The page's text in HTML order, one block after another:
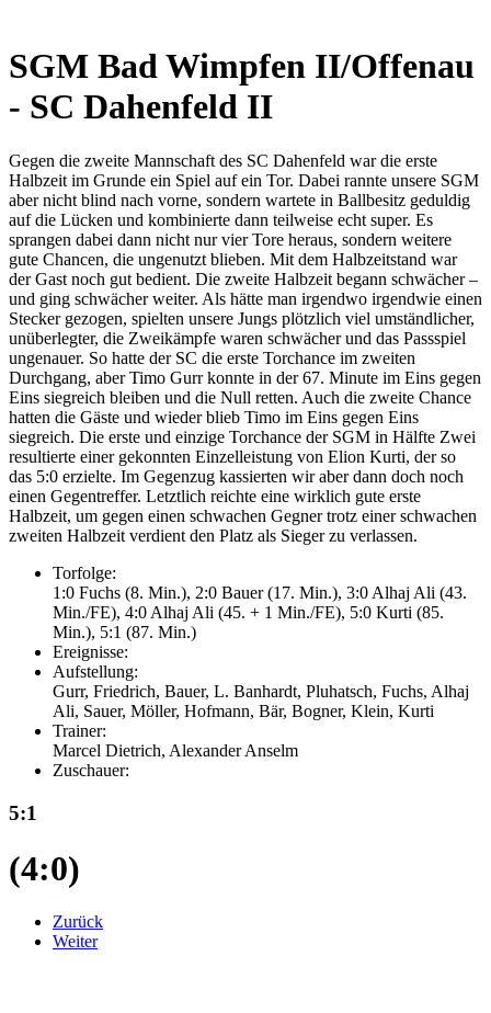
SGM Bad Wimpfen II/Offenau
- SC Dahenfeld II
Gegen die zweite Mannschaft des SC Dahenfeld war die erste
Halbzeit im Grunde ein Spiel auf ein Tor. Dabei rannte unsere SGM
aber nicht blind nach vorne, sondern wartete in Ballbesitz geduldig
auf die Lücken und kombinierte dann teilweise echt super. Es
sprangen dabei dann nicht nur vier Tore heraus, sondern weitere
gute Chancen, die ungenutzt blieben. Mit dem Halbzeitstand war
der Gast noch gut bedient. Die zweite Halbzeit begann schwächer –
und ging schwächer weiter. Als hätte man irgendwo irgendwie einen
Stecker gezogen, spielten unsere Jungs plötzlich viel umständlicher,
unüberlegter, die Zweikämpfe waren schwächer und das Passspiel
ungenauer. So hatte der SC die erste Torchance im zweiten
Durchgang, aber Timo Gurr konnte in der 67. Minute im Eins gegen
Eins siegreich bleiben und die Null retten. Auch die zweite Chance
hatten die Gäste und wieder blieb Timo im Eins gegen Eins
siegreich. Die erste und einzige Torchance der SGM in Hälfte Zwei
resultierte einer gekonnten Einzelleistung von Elion Kurti, der so
das 5:0 erzielte. Im Gegenzug kassierten wir aber dann doch noch
einen Gegentreffer. Letztlich reichte eine wirklich gute erste
Halbzeit, um gegen einen schwachen Gegner trotz einer schwachen
zweiten Halbzeit verdient den Platz als Sieger zu verlassen.
Torfolge:
1:0 Fuchs (8. Min.), 2:0 Bauer (17. Min.), 3:0 Alhaj Ali (43.
Min./FE), 4:0 Alhaj Ali (45. + 1 Min./FE), 5:0 Kurti (85.
Min.), 5:1 (87. Min.)
Ereignisse:
Aufstellung:
Gurr, Friedrich, Bauer, L. Banhardt, Pluhatsch, Fuchs, Alhaj
Ali, Sauer, Möller, Hofmann, Bär, Bogner, Klein, Kurti
Trainer:
Marcel Dietrich, Alexander Anselm
Zuschauer:
5:1
(4:0)
Zurück
Weiter